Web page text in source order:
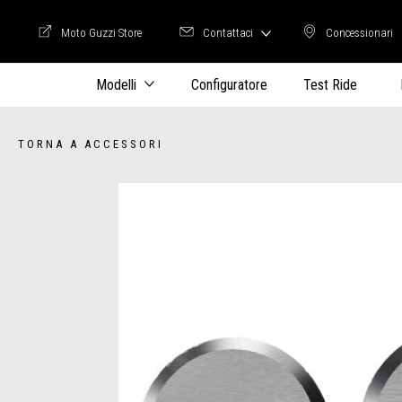
Concessionari
Moto Guzzi Store
Moto Guzzi Store Contattaci
Modelli Configuratore Test Ride
TORNA A ACCESSORI